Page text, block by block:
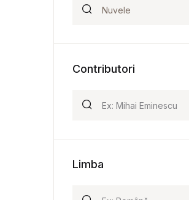
Contributori
Limba